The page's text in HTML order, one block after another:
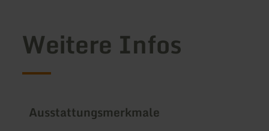
Weitere Infos
Ausstattungsmerkmale